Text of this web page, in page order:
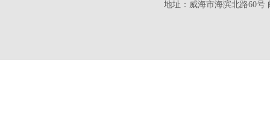
地址：威海市海滨北路60号